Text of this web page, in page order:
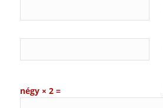
négy × 2 =